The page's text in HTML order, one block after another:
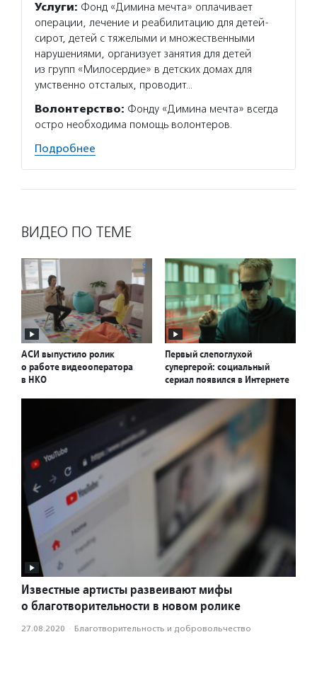
Услуги: Фонд «Димина мечта» оплачивает
операции, лечение и реабилитацию для детей-
сирот, детей с тяжелыми и множественными
нарушениями, организует занятия для детей
из групп «Милосердие» в детских домах для
умственно отсталых, проводит…
Волонтерство: Фонду «Димина мечта» всегда
остро необходима помощь волонтеров.
Подробнее
ВИДЕО ПО ТЕМЕ
АСИ выпустило ролик
о работе видеооператора
в НКО
Первый слепоглухой
супергерой: социальный
сериал появился в Интернете
Известные артисты развеивают мифы
о благотворительности в новом ролике
27.08.2020 · Благотвори­тель­ность и доброволь­чест­во